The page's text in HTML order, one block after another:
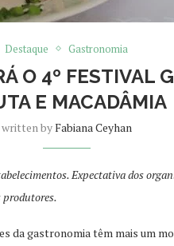
Destaque Gastronomia
O 4º FESTIVAL
E MACADÂMIA
written byFabiana Ceyhan
Expectativa dos
da gastronomia têm mais um